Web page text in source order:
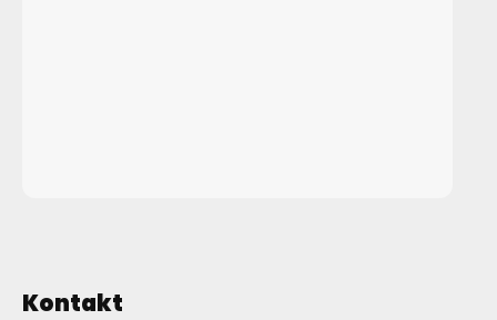
Kontakt